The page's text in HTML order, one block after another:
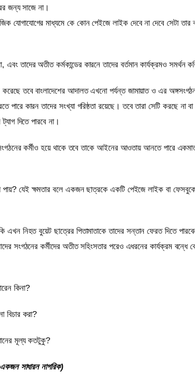
জন্য সাজে না।
যোগাযোগের মাধ্যমে কে কোন পেইজে লাইক দেবে না দেবে সেটা তার
এবং তাদের অতীত কর্মকান্ডের কারনে তাদের বর্তমান কার্যক্রমও সমর্থন
করেছে তবে বাংলাদেশের আদালত এখনো পর্যন্ত জামায়াত ও এর
কারন তাদের সংখ্যা গরিষ্ঠতা রয়েছে। তবে তারা সেটি করছে না
দিতে পারবে না।
কর্মীও হয়ে থাকে তবে তাকে আইনের আওতায় আনতে পারে
পায়? যেই ক্ষমতার বলে একজন ছাত্রকে একটি পেইজে লাইক বা
এখন নিহত বুয়েট ছাত্রের পিতামাতাকে তাদের সন্তান ফেরত দিতে
সংগঠনের কর্মীদের অতীত সহিংসতার পরেও এধরনের কার্যক্রম বন্ধে
কিনা?
বিচার করা?
মূল্য কতটুকু?
সাধারন নাগরিক)